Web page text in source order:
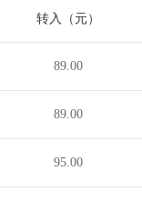
转入（元）
89.00
89.00
95.00